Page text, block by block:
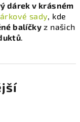
dárek v krásném
sady, kde
balíčky z našich
.